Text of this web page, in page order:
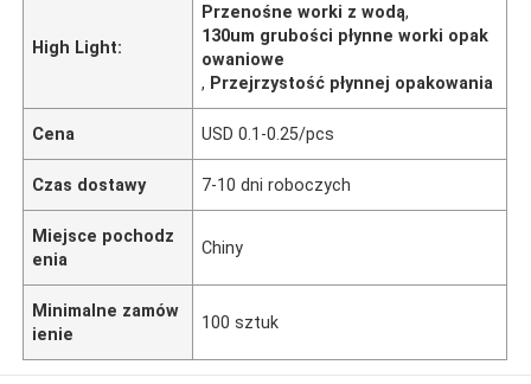
High Light:
Przenośne worki z wodą,
130um grubości płynne worki opak
owaniowe
, Przejrzystość płynnej opakowania
Cena USD 0.1-0.25/pcs
Czas dostawy 7-10 dni roboczych
Miejsce pochodz
enia
Chiny
Minimalne zamów
ienie
100 sztuk